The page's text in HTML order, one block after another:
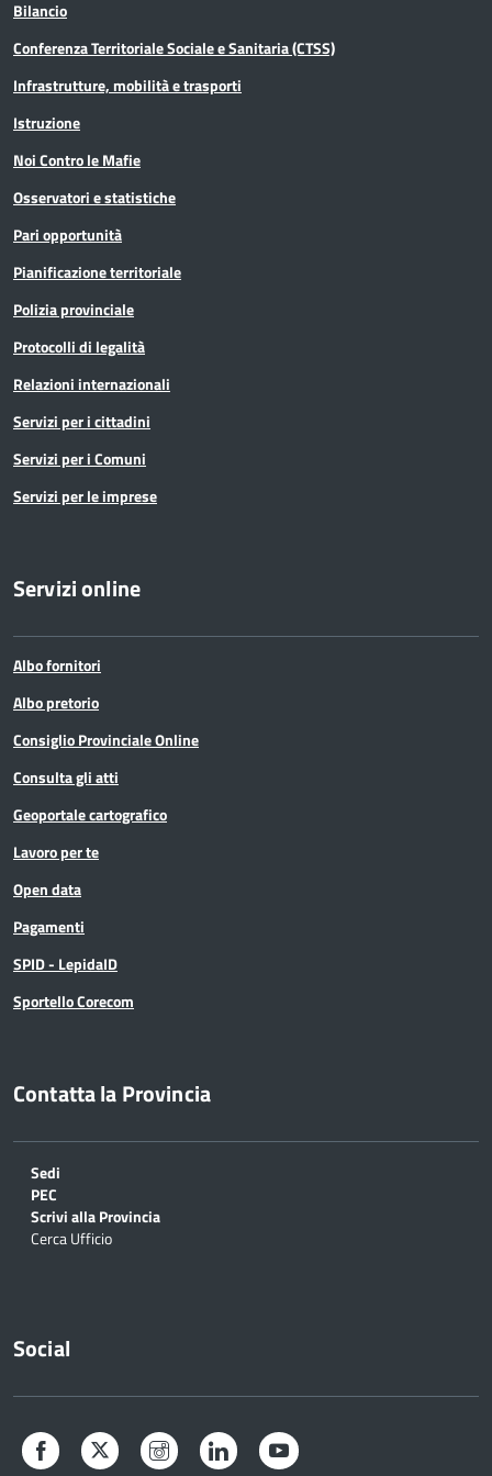
Bilancio
Conferenza Territoriale Sociale e Sanitaria (CTSS)
Infrastrutture, mobilità e trasporti
Istruzione
Noi Contro le Mafie
Osservatori e statistiche
Pari opportunità
Pianificazione territoriale
Polizia provinciale
Protocolli di legalità
Relazioni internazionali
Servizi per i cittadini
Servizi per i Comuni
Servizi per le imprese
Servizi online
Albo fornitori
Albo pretorio
Consiglio Provinciale Online
Consulta gli atti
Geoportale cartografico
Lavoro per te
Open data
Pagamenti
SPID - LepidaID
Sportello Corecom
Contatta la Provincia
Sedi
PEC
Scrivi alla Provincia
Cerca Ufficio
Social
Facebook Twitter Instagram LinkedIn